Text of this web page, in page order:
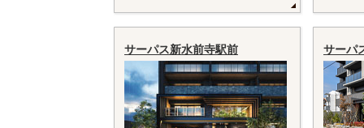
サーパス新水前寺駅前 サーパ